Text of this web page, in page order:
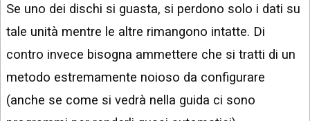
Se uno dei dischi si guasta, si perdono solo i dati su
tale unità mentre le altre rimangono intatte. Di
contro invece bisogna ammettere che si tratti di un
metodo estremamente noioso da configurare
(anche se come si vedrà nella guida ci sono